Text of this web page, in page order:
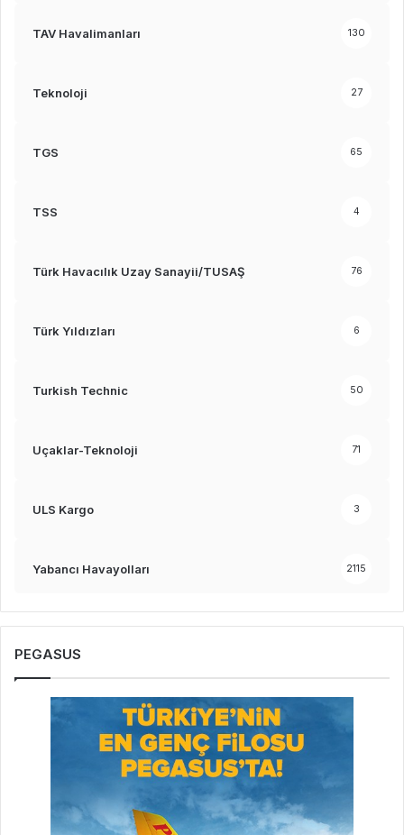
TAV Havalimanları 130
Teknoloji 27
TGS 65
TSS 4
Türk Havacılık Uzay Sanayii/TUSAŞ 76
Türk Yıldızları 6
Turkish Technic 50
Uçaklar-Teknoloji 71
ULS Kargo 3
Yabancı Havayolları 2115
PEGASUS